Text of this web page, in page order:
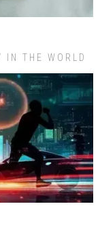
IN THE WORLD